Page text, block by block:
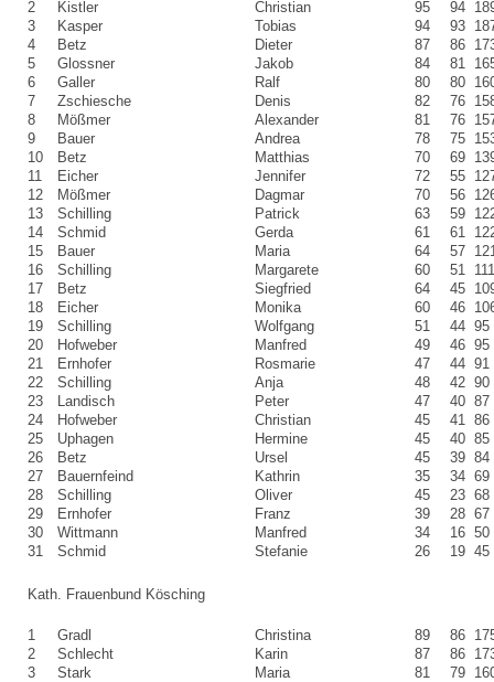
2
Kistler Christian 95 94
3
Kasper Tobias 94 93
4
Betz Dieter 87 86
5
Glossner Jakob 84 81
6
Galler Ralf 80 80
7
Zschiesche Denis 82 76
8
Mößmer Alexander 81 76
9
Bauer Andrea 78 75
10
Betz Matthias 70 69
11
Eicher Jennifer 72 55
12
Mößmer Dagmar 70 56
13
Schilling Patrick 63 59
14
Schmid Gerda 61 61
15
Bauer Maria 64 57
16
Schilling Margarete 60 51
111
17
Betz Siegfried 64 45
18
Eicher Monika 60 46
19
Schilling Wolfgang 51 44 95
20
Hofweber Manfred 49 46 95
21
Ernhofer Rosmarie 47 44 91
22
Schilling Anja 48 42 90
23
Landisch Peter 47 40 87
24
Hofweber Christian 45 41
86
25
Uphagen Hermine 45 40 85
26
Betz Ursel 45 39 84
27
Bauernfeind Kathrin 35 34 69
28
Schilling Oliver 45 23 68
29
Ernhofer Franz 39 28 67
30
Wittmann Manfred 34 16 50
31
Schmid Stefanie 26 19 45
Kath. Frauenbund Kösching
1 Gradl Christina 89 86
2
Schlecht Karin 87 86
3
Stark Maria 81 79